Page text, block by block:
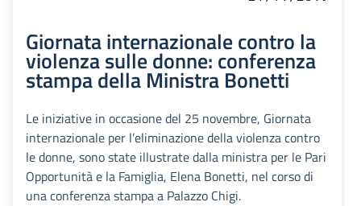
Giornata internazionale contro la
violenza sulle donne: conferenza
stampa della Ministra Bonetti
Le iniziative in occasione del 25 novembre, Giornata
internazionale per l’eliminazione della violenza contro
le donne, sono state illustrate dalla ministra per le Pari
Opportunità e la Famiglia, Elena Bonetti, nel corso di
una conferenza stampa a Palazzo Chigi.